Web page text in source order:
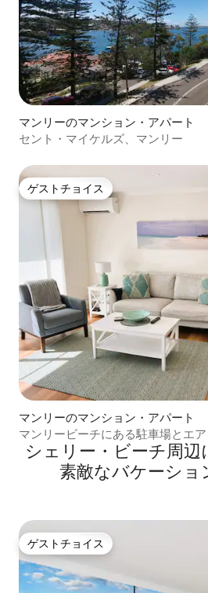
マンリーのマンション・アパート
セント・マイケルズ、マンリー
ゲストチョイス
ゲストチョイス
マンリーのマンション・アパート
マンリービーチにある駐車場とエ
シェリー・ビーチ⁠周⁠
素⁠敵⁠なバ⁠ケ⁠ー⁠シ⁠ョ⁠
ゲストチョイス
ゲストチョイス